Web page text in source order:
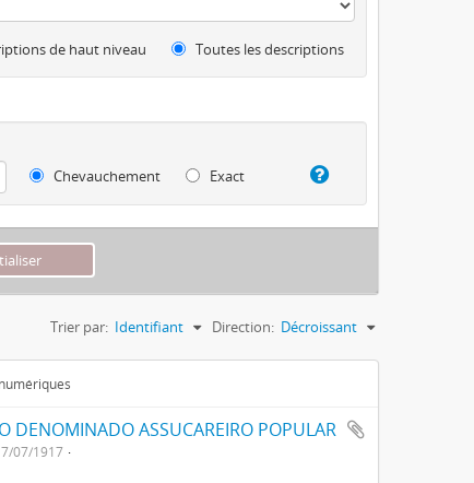
de haut niveau Toutes les descriptions
Chevauchement
Exact
Trier par: Identifiant Direction: Décroissant
DENOMINADO ASSUCAREIRO POPULAR
07/1917